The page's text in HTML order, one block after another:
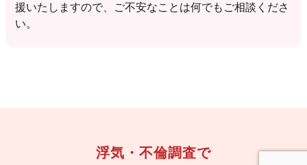
援いたしますので、ご不安なことは何でもご相談くださ
い。
浮気・不倫調査で